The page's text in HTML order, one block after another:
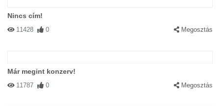
Nincs cím!
11428 0 Megosztás
Már megint konzerv!
11787 0 Megosztás